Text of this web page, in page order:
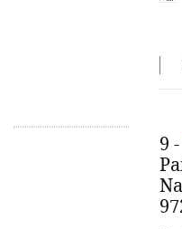
9 -